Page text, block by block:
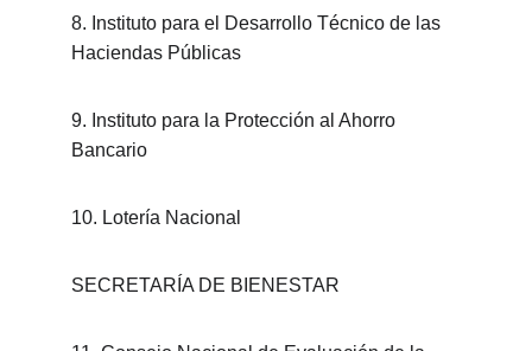
8. Instituto para el Desarrollo Técnico de las
Haciendas Públicas
9. Instituto para la Protección al Ahorro
Bancario
10. Lotería Nacional
SECRETARÍA DE BIENESTAR